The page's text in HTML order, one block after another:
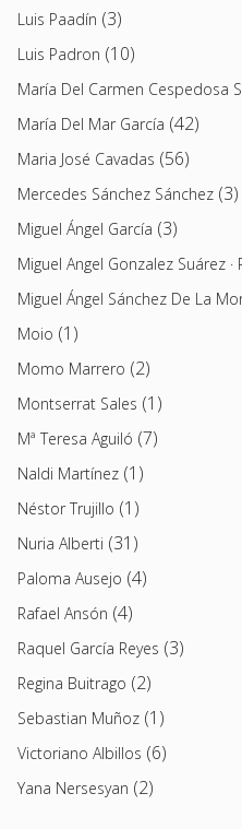
Luis Paadín (3)
Luis Padron (10)
María Del Carmen Cespedosa
María Del Mar García (42)
Maria José Cavadas (56)
Mercedes Sánchez Sánchez (3)
Miguel Ángel García (3)
Miguel Angel Gonzalez Suárez ·
Miguel Ángel Sánchez De La
Moio (1)
Momo Marrero (2)
Montserrat Sales (1)
Mª Teresa Aguiló (7)
Naldi Martínez (1)
Néstor Trujillo (1)
Nuria Alberti (31)
Paloma Ausejo (4)
Rafael Ansón (4)
Raquel García Reyes (3)
Regina Buitrago (2)
Sebastian Muñoz (1)
Victoriano Albillos (6)
Yana Nersesyan (2)